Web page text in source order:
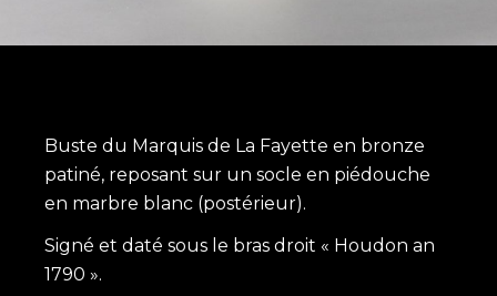
Buste du Marquis de La Fayette en bronze
patiné, reposant sur un socle en piédouche
en marbre blanc (postérieur).
Signé et daté sous le bras droit « Houdon an
1790 ».